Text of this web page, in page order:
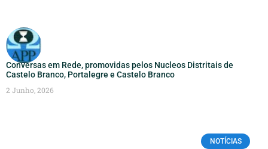
Conversas em Rede, promovidas pelos Nucleos Distritais de
Castelo Branco, Portalegre e Castelo Branco
2 Junho, 2026
NOTÍCIAS